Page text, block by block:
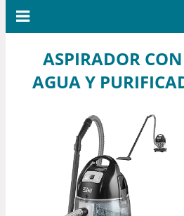
ASPIRADOR
AGUA Y